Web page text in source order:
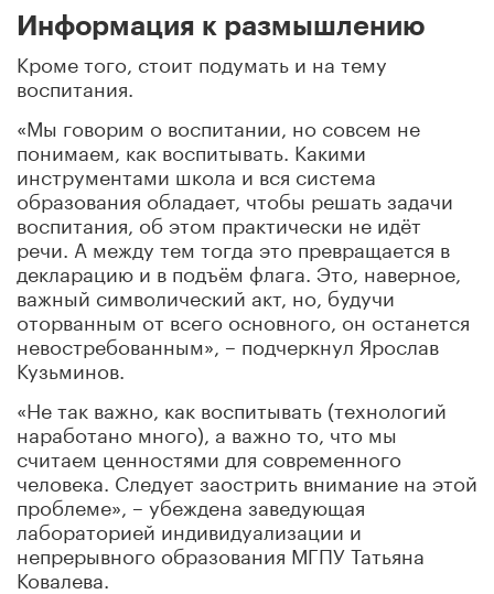
Информация к размышлению
Кроме того, стоит подумать и на тему
воспитания.
«Мы говорим о воспитании, но совсем не
понимаем, как воспитывать. Какими
инструментами школа и вся система
образования обладает, чтобы решать задачи
воспитания, об этом практически не идёт
речи. А между тем тогда это превращается в
декларацию и в подъём флага. Это, наверное,
важный символический акт, но, будучи
оторванным от всего основного, он останется
невостребованным», – подчеркнул Ярослав
Кузьминов.
«Не так важно, как воспитывать (технологий
наработано много), а важно то, что мы
считаем ценностями для современного
человека. Следует заострить внимание на этой
проблеме», – убеждена заведующая
лабораторией индивидуализации и
непрерывного образования МГПУ Татьяна
Ковалева.